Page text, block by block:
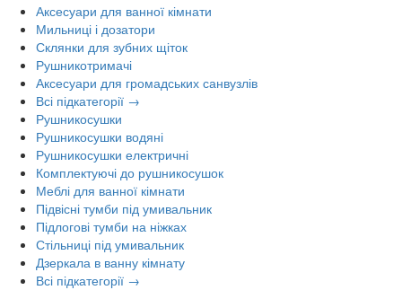
Аксесуари для ванної кімнати
Мильниці і дозатори
Склянки для зубних щіток
Рушникотримачі
Аксесуари для громадських санвузлів
Всі підкатегорії →
Рушникосушки
Рушникосушки водяні
Рушникосушки електричні
Комплектуючі до рушникосушок
Меблі для ванної кімнати
Підвісні тумби під умивальник
Підлогові тумби на ніжках
Стільниці під умивальник
Дзеркала в ванну кімнату
Всі підкатегорії →